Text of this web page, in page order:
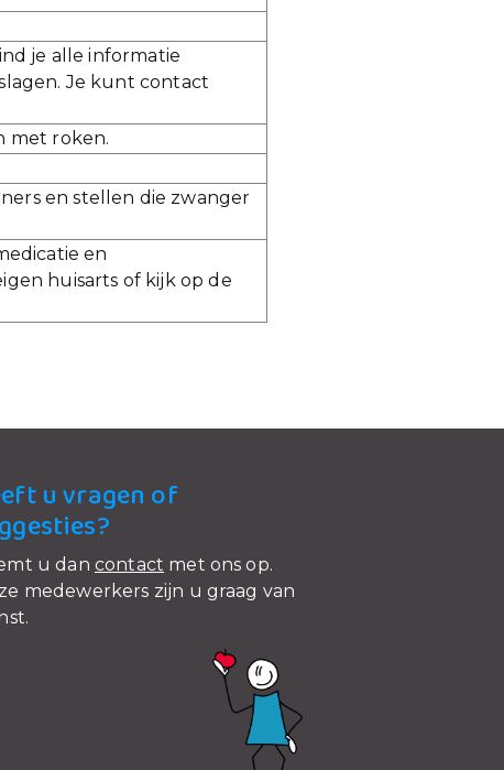
je alle informatie
Je kunt contact
met roken.
en stellen die zwanger
en
huisarts of kijk op de
u vragen of
u dan contact met ons op.
medewerkers zijn u graag van